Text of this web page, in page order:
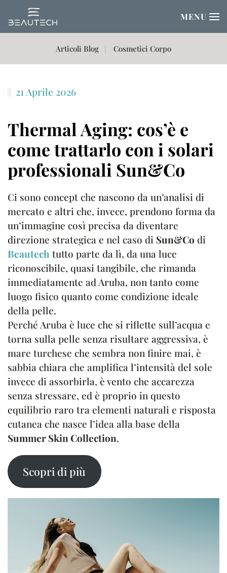
Passa al contenuto principale
MENU
Articoli Blog Cosmetici Corpo
21 Aprile 2026
Thermal Aging: cos’è e
come trattarlo con i solari
professionali Sun&Co
Ci sono concept che nascono da un’analisi di
mercato e altri che, invece, prendono forma da
un’immagine così precisa da diventare
direzione strategica e nel caso di Sun&Co di
Beautech tutto parte da lì, da una luce
riconoscibile, quasi tangibile, che rimanda
immediatamente ad Aruba, non tanto come
luogo fisico quanto come condizione ideale
della pelle.
Perché Aruba è luce che si riflette sull’acqua e
torna sulla pelle senza risultare aggressiva, è
mare turchese che sembra non finire mai, è
sabbia chiara che amplifica l’intensità del sole
invece di assorbirla, è vento che accarezza
senza stressare, ed è proprio in questo
equilibrio raro tra elementi naturali e risposta
cutanea che nasce l’idea alla base della
Summer Skin Collection.
Scopri di più